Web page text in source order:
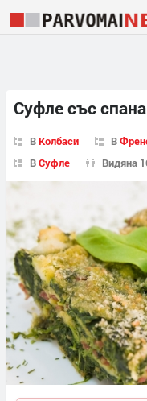
Суфле със
ВКолбаси В
ВСуфле Видяна